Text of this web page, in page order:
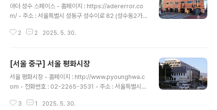
아더 성수 스페이스 - 홈페이지 : https://adererror.co
m/ - 주소 : 서울특별시 성동구 성수이로 82 (성수동2가)
라는 패션 쇼핑몰에서 운영하는 편집샵이다. 성수동 편집
문하는 곳이다. 아더 성수 스페이스는 단순한 옷가게가 아
닌 복합문화공간과도 같은 곳으로 매장 내부에 들어서면
입구에 싱크홀 룸과 아카이브 룸, 우주 공간을 연상시키는
할 수 있다. 스테인리스 집기와 타공이 들어간 집기 디테일,
2 2 2025. 5. 30.
[서울 중구] 서울 평화시장
서울 평화시장 - 홈페이지 : http://www.pyounghwa.c
om - 전화번호 : 02-2265-3531 - 주소 : 서울특별시
는 도매 시장으로서 60년 역사를 자랑하는 곳이다. 또한 K
3 1 2025. 5. 30.